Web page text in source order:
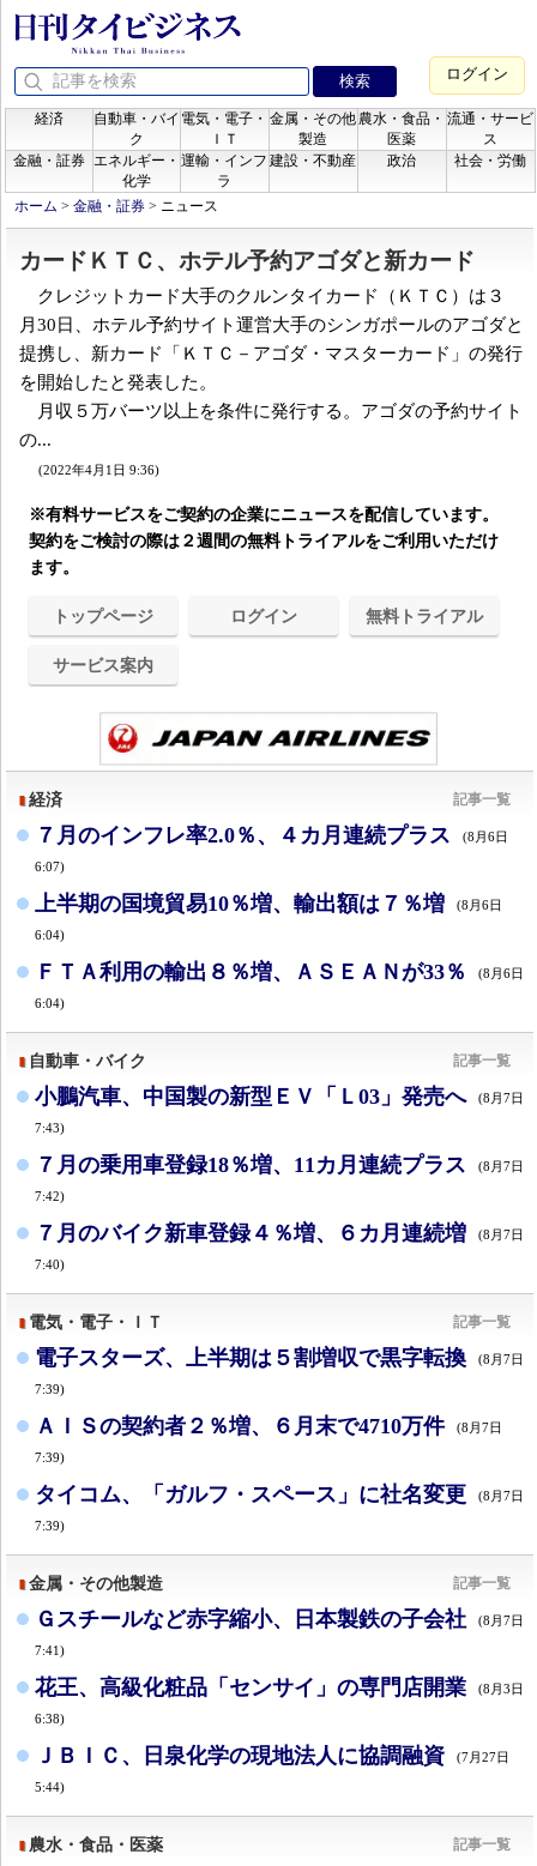
ログイン
経済
自動車・バイ
ク
電気・電子・
ＩＴ
金属・その他
製造
農水・食品・
医薬
流通・サービ
ス
金融・証券
エネルギー・
化学
運輸・インフ
ラ
建設・不動産 政治 社会・労働
ホーム > 金融・証券 > ニュース
カードＫＴＣ、ホテル予約アゴダと新カード
クレジットカード大手のクルンタイカード（ＫＴＣ）は３
月30日、ホテル予約サイト運営大手のシンガポールのアゴダと
提携し、新カード「ＫＴＣ－アゴダ・マスターカード」の発行
を開始したと発表した。
月収５万バーツ以上を条件に発行する。アゴダの予約サイト
の...
(2022年4月1日 9:36)
※有料サービスをご契約の企業にニュースを配信しています。
契約をご検討の際は２週間の無料トライアルをご利用いただけ
ます。
トップページ ログイン 無料トライアル
サービス案内
経済 記事一覧
７月のインフレ率2.0％、４カ月連続プラス (8月6日
6:07)
上半期の国境貿易10％増、輸出額は７％増 (8月6日
6:04)
ＦＴＡ利用の輸出８％増、ＡＳＥＡＮが33％ (8月6日
6:04)
自動車・バイク 記事一覧
小鵬汽車、中国製の新型ＥＶ「Ｌ03」発売へ (8月7日
7:43)
７月の乗用車登録18％増、11カ月連続プラス (8月7日
7:42)
７月のバイク新車登録４％増、６カ月連続増 (8月7日
7:40)
電気・電子・ＩＴ 記事一覧
電子スターズ、上半期は５割増収で黒字転換 (8月7日
7:39)
ＡＩＳの契約者２％増、６月末で4710万件 (8月7日
7:39)
タイコム、「ガルフ・スペース」に社名変更 (8月7日
7:39)
金属・その他製造 記事一覧
Ｇスチールなど赤字縮小、日本製鉄の子会社 (8月7日
7:41)
花王、高級化粧品「センサイ」の専門店開業 (8月3日
6:38)
ＪＢＩＣ、日泉化学の現地法人に協調融資 (7月27日
5:44)
農水・食品・医薬 記事一覧